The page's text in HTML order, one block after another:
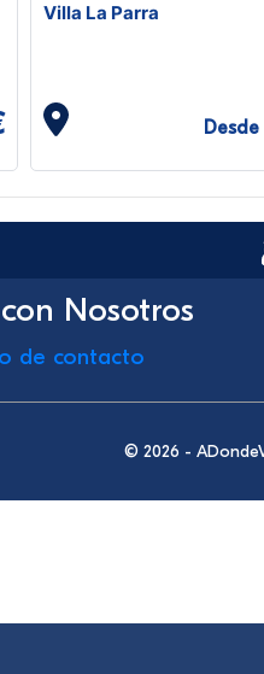
Villa La Parra
Desde
Nosotros
de contacto
© 2026 -